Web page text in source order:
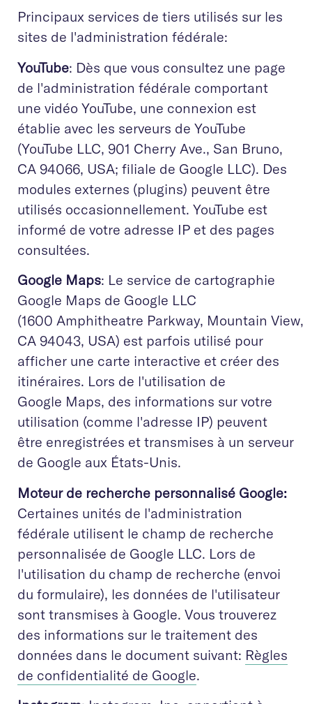
Principaux services de tiers utilisés sur les
sites de l'administration fédérale:
YouTube: Dès que vous consultez une page
de l'administration fédérale comportant
une vidéo YouTube, une connexion est
établie avec les serveurs de YouTube
(YouTube LLC, 901 Cherry Ave., San Bruno,
CA 94066, USA; filiale de Google LLC). Des
modules externes (plugins) peuvent être
utilisés occasionnellement. YouTube est
informé de votre adresse IP et des pages
consultées.
Google Maps: Le service de cartographie
Google Maps de Google LLC
(1600 Amphitheatre Parkway, Mountain View,
CA 94043, USA) est parfois utilisé pour
afficher une carte interactive et créer des
itinéraires. Lors de l'utilisation de
Google Maps, des informations sur votre
utilisation (comme l'adresse IP) peuvent
être enregistrées et transmises à un serveur
de Google aux États-Unis.
Moteur de recherche personnalisé Google:
Certaines unités de l'administration
fédérale utilisent le champ de recherche
personnalisée de Google LLC. Lors de
l'utilisation du champ de recherche (envoi
du formulaire), les données de l'utilisateur
sont transmises à Google. Vous trouverez
des informations sur le traitement des
données dans le document suivant: Règles
de confidentialité de Google.